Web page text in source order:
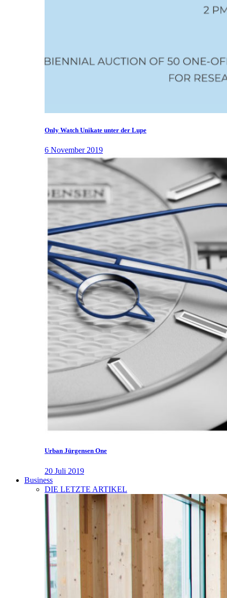
Only Watch Unikate unter der Lupe
6 November 2019
Urban Jürgensen One
20 Juli 2019
Business
DIE LETZTE ARTIKEL